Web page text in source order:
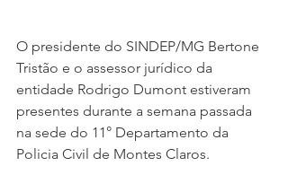
O presidente do SINDEP/MG Bertone
Tristão e o assessor jurídico da
entidade Rodrigo Dumont estiveram
presentes durante a semana passada
na sede do 11° Departamento da
Policia Civil de Montes Claros.